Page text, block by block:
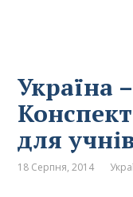
Україна
для
18 Серпня, 2014